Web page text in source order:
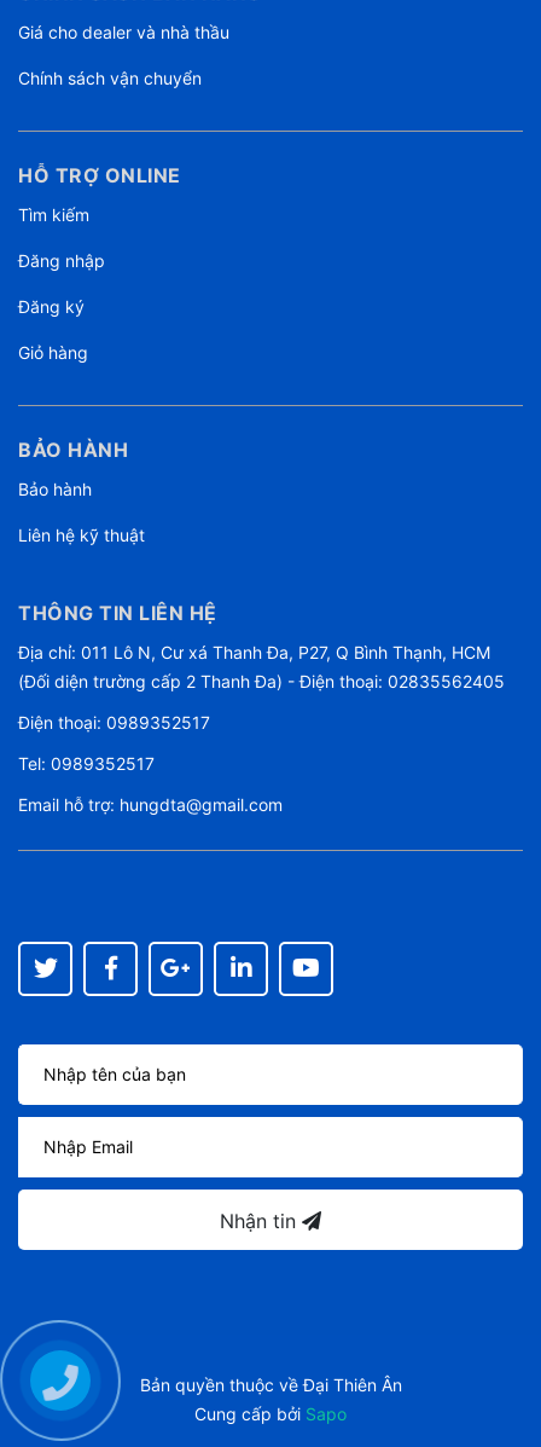
Giá cho dealer và nhà thầu
Chính sách vận chuyển
HỖ TRỢ ONLINE
Tìm kiếm
Đăng nhập
Đăng ký
Giỏ hàng
BẢO HÀNH
Bảo hành
Liên hệ kỹ thuật
THÔNG TIN LIÊN HỆ
Địa chỉ: 011 Lô N, Cư xá Thanh Đa, P27, Q Bình Thạnh, HCM
(Đối diện trường cấp 2 Thanh Đa) - Điện thoại: 02835562405
Điện thoại: 0989352517
Tel: 0989352517
Email hỗ trợ: hungdta@gmail.com
Nhận tin
Bản quyền thuộc vềĐại Thiên Ân
Cung cấp bởi Sapo